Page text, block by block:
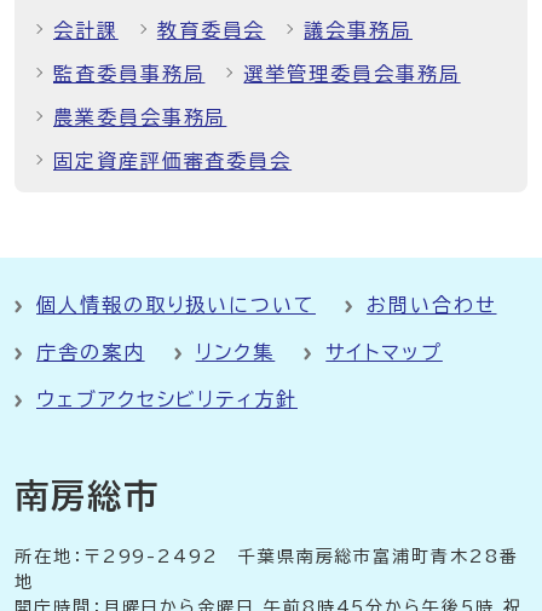
会計課 教育委員会 議会事務局
監査委員事務局 選挙管理委員会事務局
農業委員会事務局
固定資産評価審査委員会
個人情報の取り扱いについて お問い合わせ
庁舎の案内 リンク集 サイトマップ
ウェブアクセシビリティ方針
南房総市
所在地：〒299-2492 千葉県南房総市富浦町青木28番
地
開庁時間：月曜日から金曜日 午前8時45分から午後5時 祝